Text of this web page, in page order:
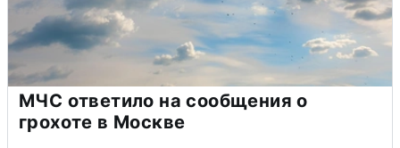
МЧС ответило на сообщения о
грохоте в Москве